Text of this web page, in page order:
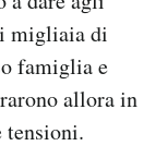
migliaia di
famiglia e
allora in
tensioni.